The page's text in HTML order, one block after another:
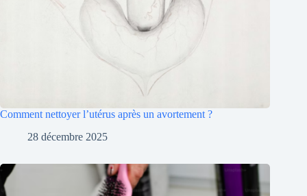
Comment nettoyer l’utérus après un avortement ?
28 décembre 2025